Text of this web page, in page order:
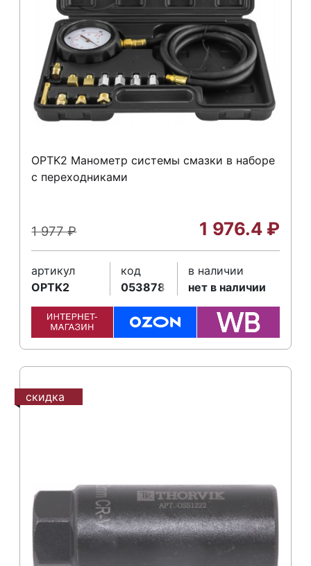
OPTK2 Манометр системы смазки в наборе
с переходниками
1 977₽ 1 976.4 ₽
артикул
OPTK2
код
053878
в наличии
нет в наличии
скидка